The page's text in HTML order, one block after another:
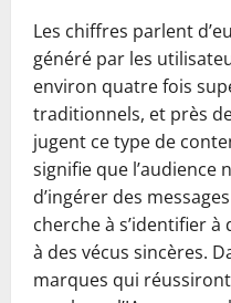
Les chiffres parlent
généré par les
environ quatre fois
traditionnels, et près
jugent ce type de
signifie que l’audience
d’ingérer des
cherche à s’identifier
à des vécus sincères.
marques qui